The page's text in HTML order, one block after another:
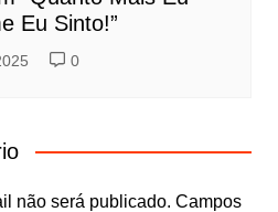
Eu Sinto!”
0
não será publicado. Campos